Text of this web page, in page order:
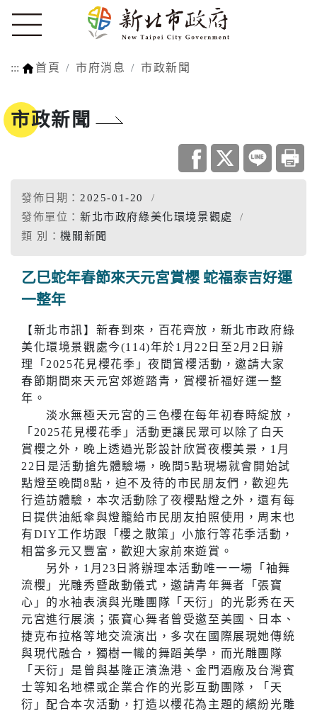
::: 首頁 市府消息 市政新聞
市政新聞
發佈日期： 2025-01-20
發佈單位： 新北市政府綠美化環境景觀處
類 別：機關新聞
乙巳蛇年春節來天元宮賞櫻 蛇福泰吉好運
一整年
【新北市訊】新春到來，百花齊放，新北市政府綠
美化環境景觀處今(114)年於1月22日至2月2日辦
理「2025花見櫻花季」夜間賞櫻活動，邀請大家
春節期間來天元宮郊遊踏青，賞櫻祈福好運一整
年。
淡水無極天元宮的三色櫻在每年初春時綻放，
「2025花見櫻花季」活動更讓民眾可以除了白天
賞櫻之外，晚上透過光影設計欣賞夜櫻美景，1月
22日是活動搶先體驗場，晚間5點現場就會開始試
點燈至晚間8點，迫不及待的市民朋友們，歡迎先
行造訪體驗，本次活動除了夜櫻點燈之外，還有每
日提供油紙傘與燈籠給市民朋友拍照使用，周末也
有DIY工作坊跟「櫻之散策」小旅行等花季活動，
相當多元又豐富，歡迎大家前來遊賞。
另外，1月23日將辦理本活動唯一一場「袖舞
流櫻」光雕秀暨啟動儀式，邀請青年舞者「張寶
心」的水袖表演與光雕團隊「天衍」的光影秀在天
元宮進行展演；張寶心舞者曾受邀至美國、日本、
捷克布拉格等地交流演出，多次在國際展現她傳統
與現代融合，獨樹一幟的舞蹈美學，而光雕團隊
「天衍」是曾與基隆正濱漁港、金門酒廠及台灣賓
士等知名地標或企業合作的光影互動團隊，「天
衍」配合本次活動，打造以櫻花為主題的繽紛光雕